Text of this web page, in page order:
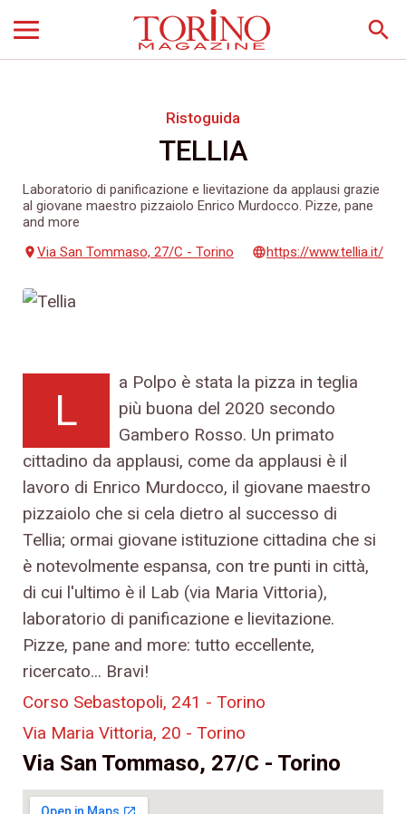
search
Ristoguida
TELLIA
Laboratorio di panificazione e lievitazione da applausi grazie
al giovane maestro pizzaiolo Enrico Murdocco. Pizze, pane
and more
placeVia San Tommaso, 27/C - Torino languagehttps://www.tellia.it/
L
a Polpo è stata la pizza in teglia
più buona del 2020 secondo
Gambero Rosso. Un primato
cittadino da applausi, come da applausi è il
lavoro di Enrico Murdocco, il giovane maestro
pizzaiolo che si cela dietro al successo di
Tellia; ormai giovane istituzione cittadina che si
è notevolmente espansa, con tre punti in città,
di cui l'ultimo è il Lab (via Maria Vittoria),
laboratorio di panificazione e lievitazione.
Pizze, pane and more: tutto eccellente,
ricercato... Bravi!
Corso Sebastopoli, 241 - Torino
Via Maria Vittoria, 20 - Torino
Via San Tommaso, 27/C - Torino